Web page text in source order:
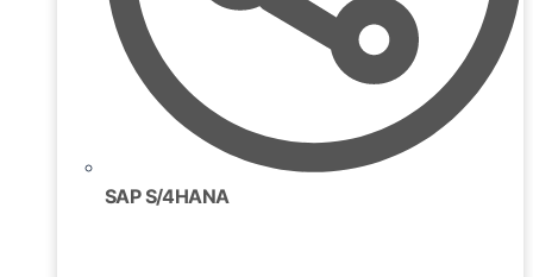
SAP S/4HANA